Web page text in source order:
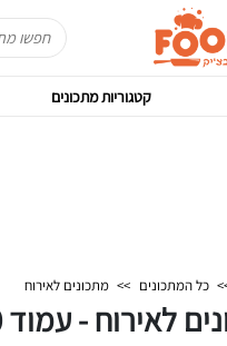
קטגוריות מתכונים
כל המתכונים >> מתכונים לאירוח
לאירוח - עמוד 20